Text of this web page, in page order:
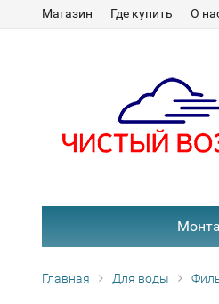
Магазин Где купить О
Главная Для воды